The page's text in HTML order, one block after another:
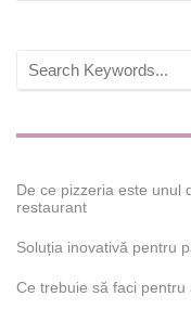
De ce pizzeria este unul
restaurant
Soluția inovativă pentru
Ce trebuie să faci